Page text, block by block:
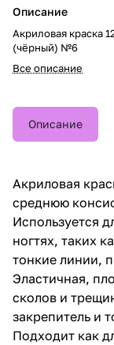
Описание
Акриловая краска
(чёрный) №6
Все описание
Описание
Акриловая
среднюю
Используется
ногтях, таких
тонкие линии,
Эластичная,
сколов и
закрепитель и
Подходит как